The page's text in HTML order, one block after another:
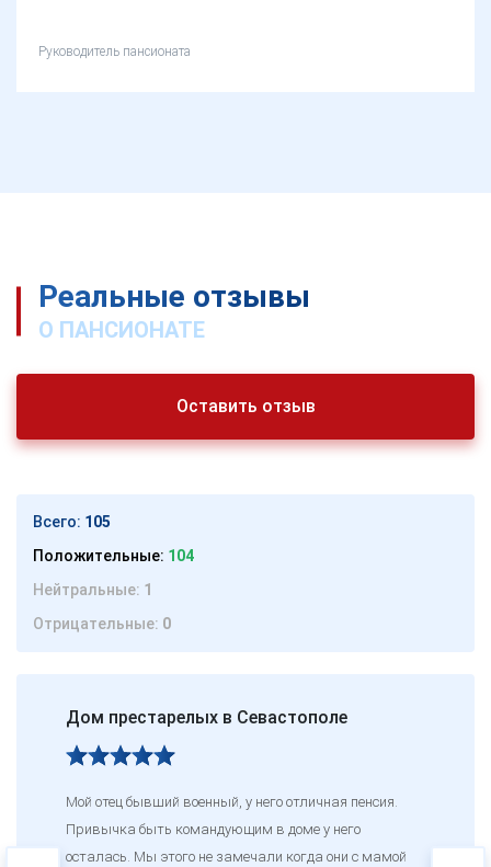
Руководитель пансионата
Реальные отзывы
О ПАНСИОНАТЕ
Оставить отзыв
Всего: 105
Положительные: 104
Нейтральные: 1
Отрицательные: 0
Дом престарелых в Севастополе
Мой отец бывший военный, у него отличная пенсия.
Привычка быть командующим в доме у него
осталась. Мы этого не замечали когда они с мамой